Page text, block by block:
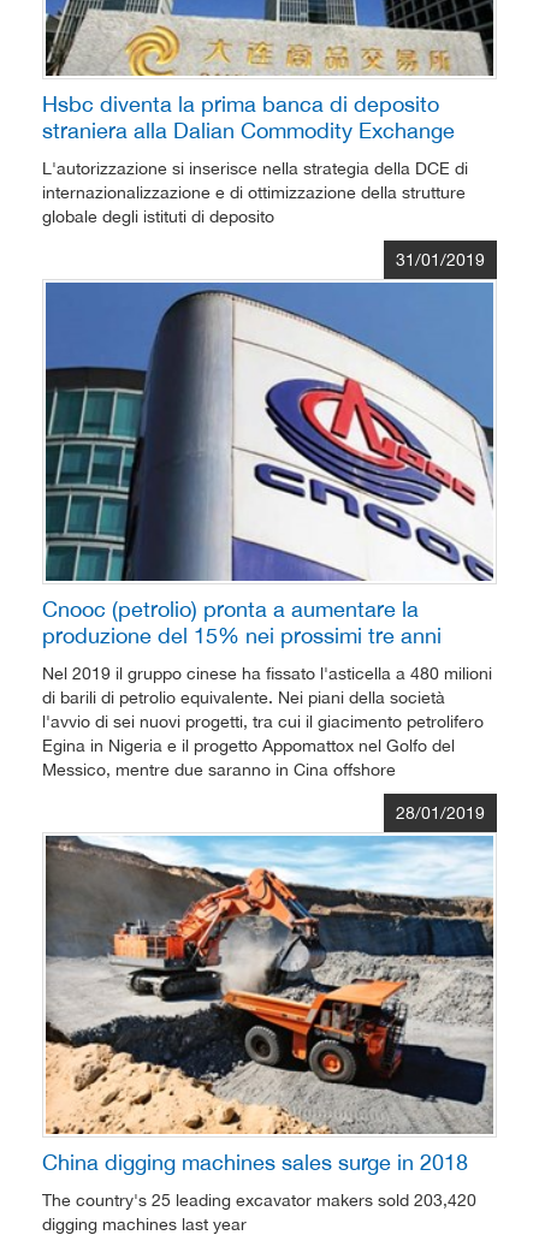
Hsbc diventa la prima banca di deposito
straniera alla Dalian Commodity Exchange
L'autorizzazione si inserisce nella strategia della DCE di
internazionalizzazione e di ottimizzazione della strutture
globale degli istituti di deposito
31/01/2019
Cnooc (petrolio) pronta a aumentare la
produzione del 15% nei prossimi tre anni
Nel 2019 il gruppo cinese ha fissato l'asticella a 480 milioni
di barili di petrolio equivalente. Nei piani della società
l'avvio di sei nuovi progetti, tra cui il giacimento petrolifero
Egina in Nigeria e il progetto Appomattox nel Golfo del
Messico, mentre due saranno in Cina offshore
28/01/2019
China digging machines sales surge in 2018
The country's 25 leading excavator makers sold 203,420
digging machines last year